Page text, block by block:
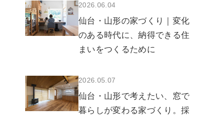
2026.06.04
仙台・山形の家づくり｜変化
のある時代に、納得できる住
まいをつくるために
2026.05.07
仙台・山形で考えたい、窓で
暮らしが変わる家づくり。採